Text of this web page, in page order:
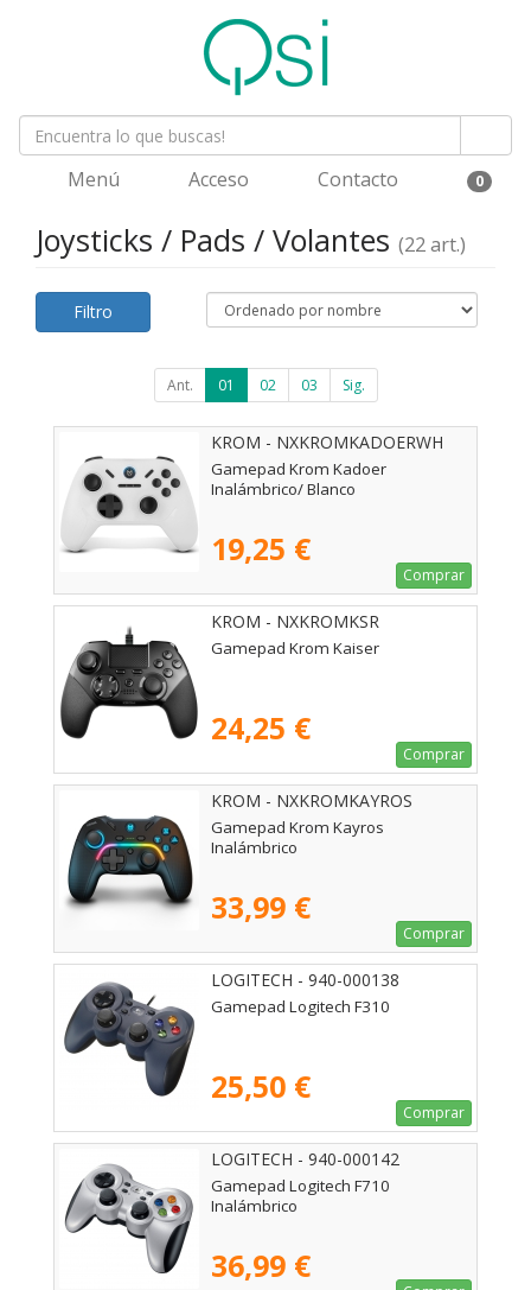
Menú Acceso Contacto 0
Joysticks / Pads / Volantes (22 art.)
Filtro
Ant. 01 02 03 Sig.
KROM - NXKROMKADOERWH
Gamepad Krom Kadoer
Inalámbrico/ Blanco
19,25 €
Comprar
KROM - NXKROMKSR
Gamepad Krom Kaiser
24,25 €
Comprar
KROM - NXKROMKAYROS
Gamepad Krom Kayros
Inalámbrico
33,99 €
Comprar
LOGITECH - 940-000138
Gamepad Logitech F310
25,50 €
Comprar
LOGITECH - 940-000142
Gamepad Logitech F710
Inalámbrico
36,99 €